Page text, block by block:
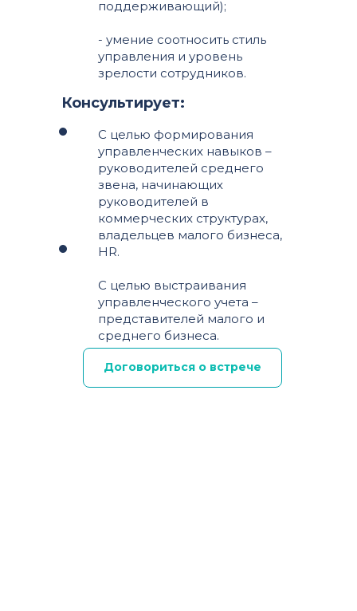
Договориться о встрече
поддерживающий);
- умение соотносить стиль
управления и уровень
зрелости сотрудников.
С целью формирования
управленческих навыков –
руководителей среднего
звена, начинающих
руководителей в
коммерческих структурах,
владельцев малого бизнеса,
HR.
С целью выстраивания
управленческого учета –
представителей малого и
среднего бизнеса.
Консультирует: